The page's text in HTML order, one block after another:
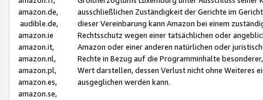
amazon.de,
audible.de,
amazon.ie
amazon.it,
amazon.nl,
amazon.pl,
amazon.es,
amazon.se,
ausschließlichen Zuständigkeit der Gerichte im
dieser Vereinbarung kann Amazon bei einem
Rechtsschutz wegen einer tatsächlichen oder
Amazon oder einer anderen natürlichen oder
Rechte in Bezug auf die Programminhalte
Wert darstellen, dessen Verlust nicht ohne Weiteres
ausgeglichen werden kann.